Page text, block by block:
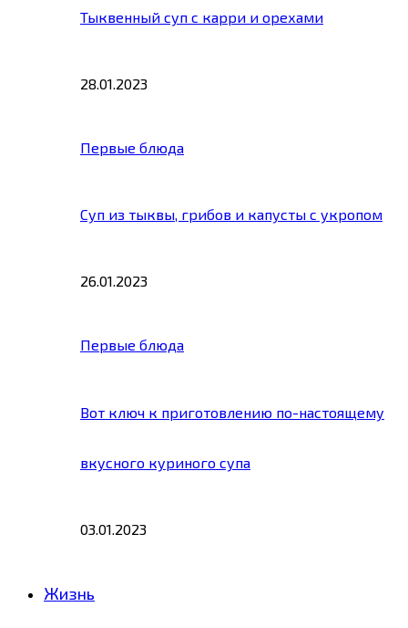
Тыквенный суп с карри и орехами
28.01.2023
Первые блюда
Суп из тыквы, грибов и капусты с укропом
26.01.2023
Первые блюда
Вот ключ к приготовлению по-настоящему
вкусного куриного супа
03.01.2023
Жизнь